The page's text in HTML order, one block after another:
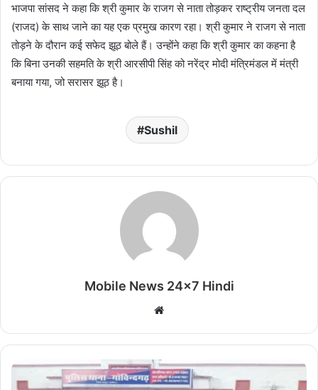
भाजपा सांसद ने कहा कि श्री कुमार के राजग से नाता तोड़कर राष्ट्रीय जनता दल
(राजद) के साथ जाने का यह एक प्रमुख कारण रहा। श्री कुमार ने राजग से नाता
तोड़ने के दौरान कई सफेद झूठ बोले हैं। उन्होंने कहा कि श्री कुमार का कहना है
कि बिना उनकी सहमति के श्री आरसीपी सिंह को नरेंद्र मोदी मंत्रिमंडल में मंत्री
बनाया गया, जो सरासर झूठ है।
Sushil
Mobile News 24x7 Hindi
Website